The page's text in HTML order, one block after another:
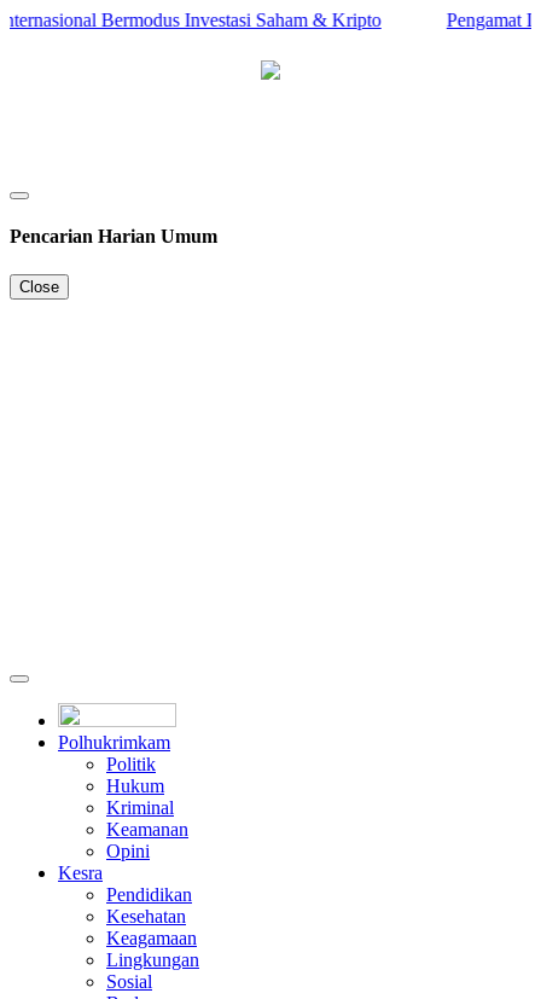
Bermodus Investasi Saham & Kripto Pengamat
Pencarian Harian Umum
Close
Polhukrimkam
Politik
Hukum
Kriminal
Keamanan
Opini
Kesra
Pendidikan
Kesehatan
Keagamaan
Lingkungan
Sosial